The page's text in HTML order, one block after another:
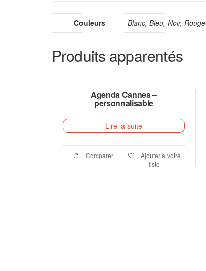
Couleurs Blanc, Bleu, Noir, Rouge
Produits apparentés
Agenda Cannes –
personnalisable
Lire la suite
Comparer
Ajouter à votre
liste